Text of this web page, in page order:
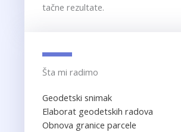
tačne rezultate.
Šta mi radimo
Geodetski snimak
Elaborat geodetskih radova
Obnova granice parcele